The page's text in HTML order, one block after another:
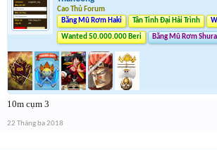
Cao Thủ Forum
Băng Mũ Rơm Haki
Tân Tinh Đại Hải Trình
Wanted 50.000.000 Beri Băng Mũ Rơm Shura
10m cụm 3
22 Tháng ba 2018